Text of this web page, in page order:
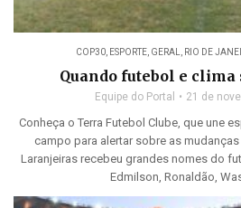
COP30, ESPORTE, GERAL, RIO DE
Quando futebol e
Equipe do Portal 21 de
Conheça o Terra Futebol Clube, que une
campo para alertar sobre as
Laranjeiras recebeu grandes nomes do
Edmilson, Ronaldão,